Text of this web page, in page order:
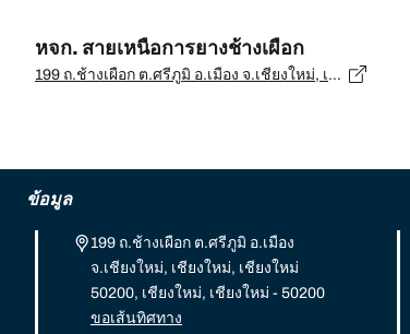
หจก. สายเหนือการยางช้างเผือก
199 ถ.ช้างเผือก ต.ศรีภูมิ อ.เมือง จ.เชียงใหม่, เชียงใหม่, เชียงใหม่ 50200, เชียงใหม่, เชียงใหม่ - 50200
ข้อมูล
199 ถ.ช้างเผือก ต.ศรีภูมิ อ.เมือง
จ.เชียงใหม่, เชียงใหม่, เชียงใหม่
50200, เชียงใหม่, เชียงใหม่ - 50200
ขอเส้นทิศทาง